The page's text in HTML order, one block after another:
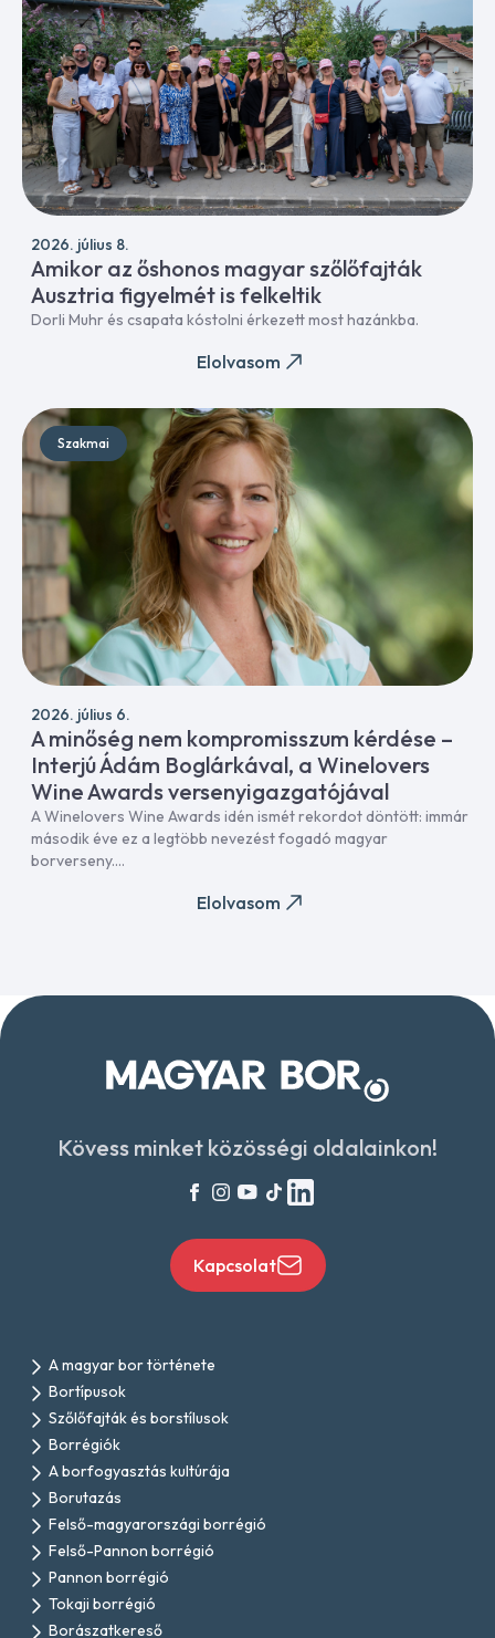
2026. július 8.
Amikor az őshonos magyar szőlőfajták
Ausztria figyelmét is felkeltik
Dorli Muhr és csapata kóstolni érkezett most hazánkba.
Elolvasom
Szakmai
2026. július 6.
A minőség nem kompromisszum kérdése –
Interjú Ádám Boglárkával, a Winelovers
Wine Awards versenyigazgatójával
A Winelovers Wine Awards idén ismét rekordot döntött: immár
második éve ez a legtöbb nevezést fogadó magyar
borverseny....
Elolvasom
Kövess minket közösségi oldalainkon!
Kapcsolat
A magyar bor története
Bortípusok
Szőlőfajták és borstílusok
Borrégiók
A borfogyasztás kultúrája
Borutazás
Felső-magyarországi borrégió
Felső-Pannon borrégió
Pannon borrégió
Tokaji borrégió
Borászatkereső